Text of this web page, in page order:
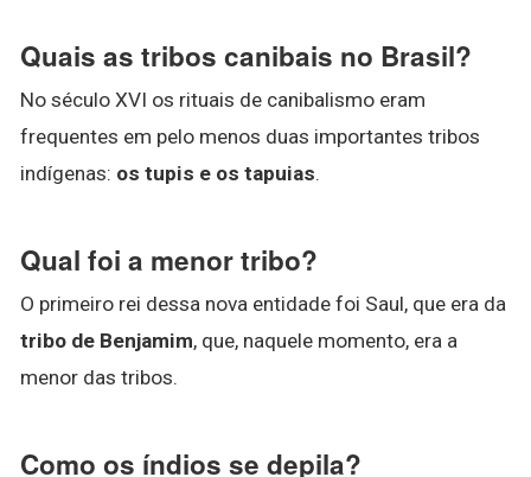
Quais as tribos canibais no Brasil?
No século XVI os rituais de canibalismo eram
frequentes em pelo menos duas importantes tribos
indígenas: os tupis e os tapuias.
Qual foi a menor tribo?
O primeiro rei dessa nova entidade foi Saul, que era da
tribo de Benjamim, que, naquele momento, era a
menor das tribos.
Como os índios se depila?